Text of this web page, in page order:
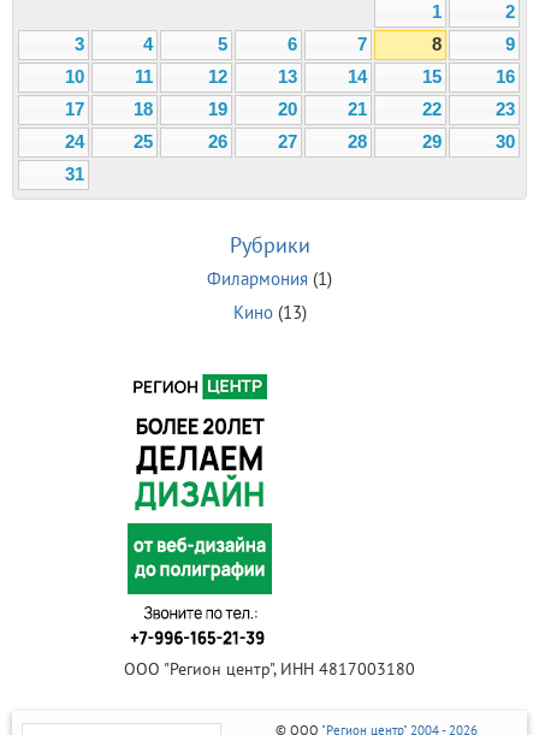
1
2
3
4 5 6 7 8
9
10
11 12 13 14 15
16
17
18 19 20 21 22
23
24
25 26 27 28 29
30
31
Рубрики
Филармония (1)
Кино(13)
ООО "Регион центр", ИНН 4817003180
© ООО "Регион центр" 2004 - 2026